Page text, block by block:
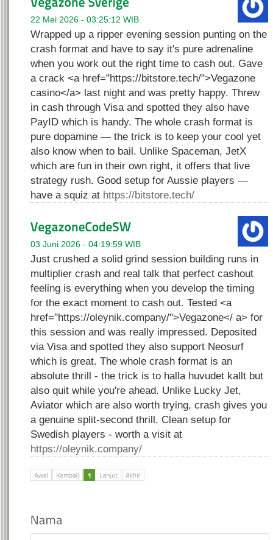
22 Mei 2026 - 03:25:12 WIB
Wrapped up a ripper evening session punting on the
crash format and have to say it's pure adrenaline
when you work out the right time to cash out. Gave
a crack <a href="https://bitstore.tech/">Vegazone
casino</a> last night and was pretty happy. Threw
in cash through Visa and spotted they also have
PayID which is handy. The whole crash format is
pure dopamine — the trick is to keep your cool yet
also know when to bail. Unlike Spaceman, JetX
which are fun in their own right, it offers that live
strategy rush. Good setup for Aussie players —
have a squiz at https://bitstore.tech/
03 Juni 2026 - 04:19:59 WIB
Just crushed a solid grind session building runs in
multiplier crash and real talk that perfect cashout
feeling is everything when you develop the timing
for the exact moment to cash out. Tested <a
href="https://oleynik.company/">Vegazone</ a> for
this session and was really impressed. Deposited
via Visa and spotted they also support Neosurf
which is great. The whole crash format is an
absolute thrill - the trick is to halla huvudet kallt but
also quit while you're ahead. Unlike Lucky Jet,
Aviator which are also worth trying, crash gives you
a genuine split-second thrill. Clean setup for
Swedish players - worth a visit at
https://oleynik.company/